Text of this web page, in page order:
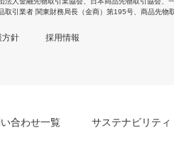
取引業者 関東財務局長（金商）第195号、商品先物
方針 採用情報
合わせ一覧 サステナビリティ